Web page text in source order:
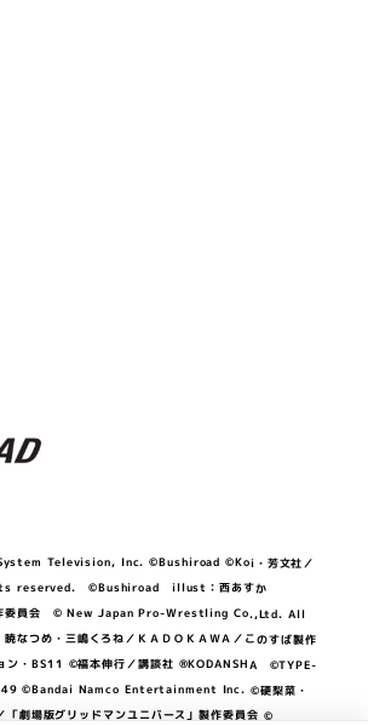
Television, Inc. ©Bushiroad ©Koi・芳文社／
reserved. ©Bushiroad illust：西あすか
委員会 © New Japan Pro-Wrestling Co.,Ltd. All
め・三嶋くろね／ＫＡＤＯＫＡＷＡ／このすば製作
・BS11 ©福本伸行／講談社 ®KODANSHA ©TYPE-
©Bandai Namco Entertainment Inc. ©硬梨菜・
劇場版グリッドマンユニバース」製作委員会 ©